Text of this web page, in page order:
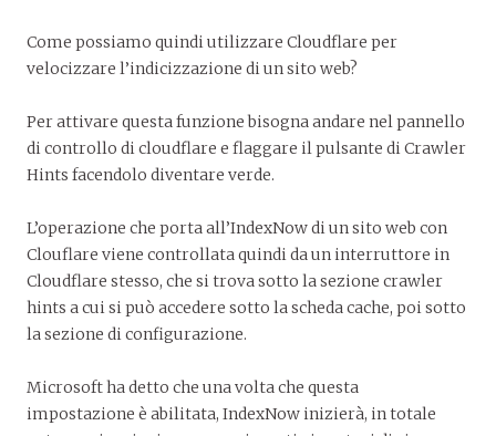
Come possiamo quindi utilizzare Cloudflare per
velocizzare l’indicizzazione di un sito web?
Per attivare questa funzione bisogna andare nel pannello
di controllo di cloudflare e flaggare il pulsante di Crawler
Hints facendolo diventare verde.
L’operazione che porta all’IndexNow di un sito web con
Clouflare viene controllata quindi da un interruttore in
Cloudflare stesso, che si trova sotto la sezione crawler
hints a cui si può accedere sotto la scheda cache, poi sotto
la sezione di configurazione.
Microsoft ha detto che una volta che questa
impostazione è abilitata, IndexNow inizierà, in totale